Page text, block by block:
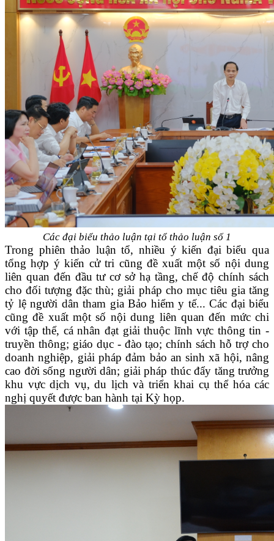
Các đại biểu thảo luận tại tổ thảo luận số 1
Trong phiên thảo luận tổ, nhiều ý kiến đại biểu qua
tổng hợp ý kiến cử tri cũng đề xuất một số nội dung
liên quan đến đầu tư cơ sở hạ tầng, chế độ chính sách
cho đối tượng đặc thù; giải pháp cho mục tiêu gia tăng
tỷ lệ người dân tham gia Bảo hiểm y tế... Các đại biểu
cũng đề xuất một số nội dung liên quan đến mức chi
với tập thể, cá nhân đạt giải thuộc lĩnh vực thông tin -
truyền thông; giáo dục - đào tạo; chính sách hỗ trợ cho
doanh nghiệp, giải pháp đảm bảo an sinh xã hội, nâng
cao đời sống người dân; giải pháp thúc đẩy tăng trưởng
khu vực dịch vụ, du lịch và triển khai cụ thể hóa các
nghị quyết được ban hành tại Kỳ họp.